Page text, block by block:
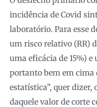
incidência de Covid
laboratório. Para esse
um risco relativo (RR)
uma eficácia de 15%) e
portanto bem em
estatística”, quer
daquele valor de corte